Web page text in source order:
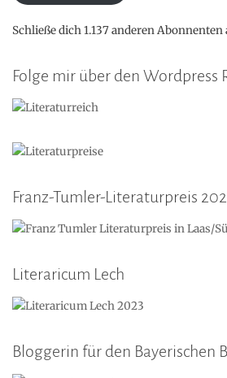
Schließe dich 1.137 anderen Abonnenten
Folge mir über den Wordpress
Franz-Tumler-Literaturpreis
Literaricum Lech
Bloggerin für den Bayerischen